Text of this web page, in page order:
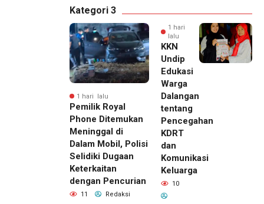
Kategori 3
1 hari lalu
Pemilik Royal
Phone Ditemukan
Meninggal di
Dalam Mobil, Polisi
Selidiki Dugaan
Keterkaitan
dengan Pencurian
11 Redaksi
1 hari
lalu
KKN
Undip
Edukasi
Warga
Dalangan
tentang
Pencegahan
KDRT
dan
Komunikasi
Keluarga
10